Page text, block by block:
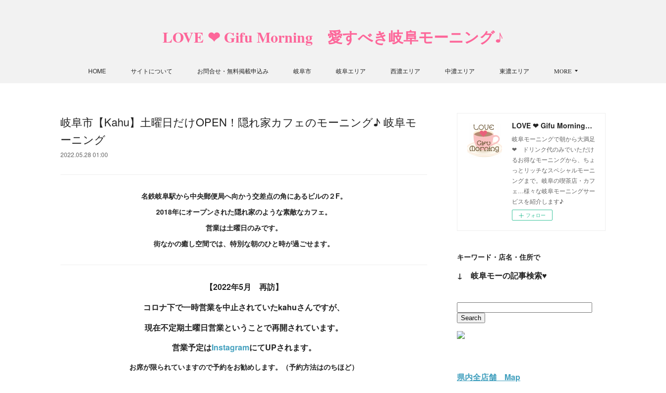
LOVE ❤ Gifu Morning 愛すべき岐阜モーニング♪
HOME サイトについて お問合せ・無料掲載申込み 岐阜市 岐阜エリア 西濃エリア 中濃エリア 東濃エリア MORE
岐阜市【Kahu】土曜日だけOPEN！隠れ家カフェのモーニング♪ 岐阜モ
ーニング
2022.05.28 01:00
名鉄岐阜駅から中央郵便局へ向かう交差点の角にあるビルの２F。
2018年にオープンされた隠れ家のような素敵なカフェ。
営業は土曜日のみです。
街なかの癒し空間では、特別な朝のひと時が過ごせます。
【2022年5月 再訪】
コロナ下で一時営業を中止されていたkahuさんですが、
現在不定期土曜日営業ということで再開されています。
営業予定はInstagramにてUPされます。
お席が限られていますので予約をお勧めします。（予約方法はのちほど）
LOVE ❤ Gifu Morning 愛すべき岐阜モーニング♪
岐阜モーニングで朝から大満足
❤ ドリンク代のみでいただけ
るお得なモーニングから、ちょ
っとリッチなスペシャルモーニ
ングまで。岐阜の喫茶店・カフ
ェ…様々な岐阜モーニングサー
ビスを紹介します♪
フォロー
キーワード・店名・住所で
↓ 岐阜モーの記事検索♥
県内全店舗 Map